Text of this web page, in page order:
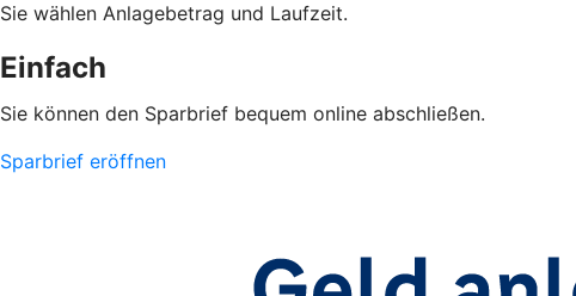
Sie wählen Anlagebetrag und Laufzeit.
Einfach
Sie können den Sparbrief bequem online abschließen.
Sparbrief eröffnen